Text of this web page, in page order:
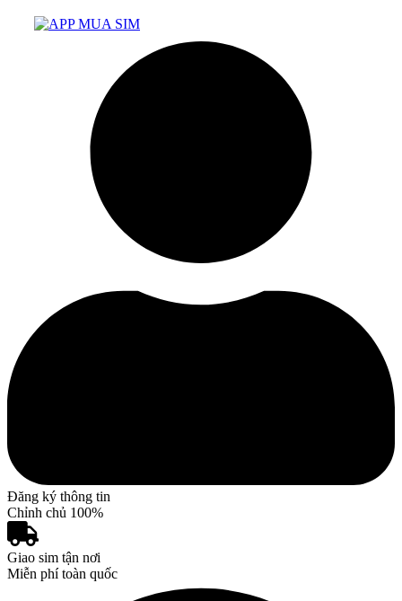
Đăng ký thông tin
Chỉnh chủ 100%
Giao sim tận nơi
Miễn phí toàn quốc